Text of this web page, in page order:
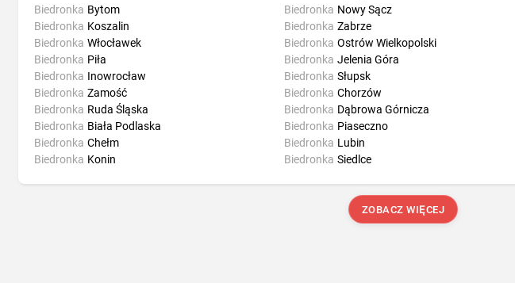
Biedronka Bytom
Biedronka Koszalin
Biedronka Nowy Sącz
Biedronka Zabrze
Biedronka Włocławek
Biedronka Piła
Biedronka Inowrocław
Biedronka Zamość
Biedronka Ostrów Wielkopolski
Biedronka Jelenia Góra
Biedronka Słupsk
Biedronka Chorzów
Biedronka Ruda Śląska
Biedronka Biała Podlaska
Biedronka Chełm
Biedronka Konin
Biedronka Dąbrowa Górnicza
Biedronka Piaseczno
Biedronka Lubin
Biedronka Siedlce
ZOBACZ WIĘCEJ